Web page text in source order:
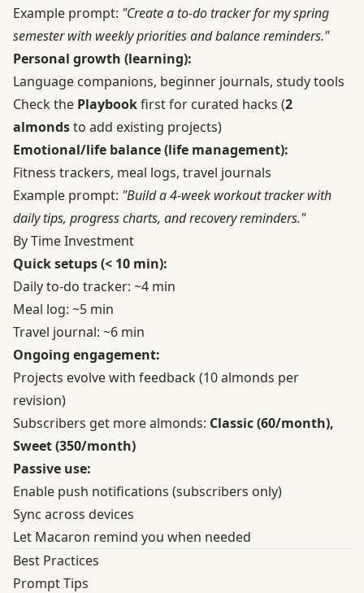
Example prompt: "Create a to-do tracker for my spring
semester with weekly priorities and balance reminders."
Personal growth (learning):
Language companions, beginner journals, study tools
Check the Playbookfirst for curated hacks (2
almondsto add existing projects)
Emotional/life balance (life management):
Fitness trackers, meal logs, travel journals
Example prompt: "Build a 4-week workout tracker with
daily tips, progress charts, and recovery reminders."
By Time Investment
Quick setups (< 10 min):
Daily to-do tracker: ~4 min
Meal log: ~5 min
Travel journal: ~6 min
Ongoing engagement:
Projects evolve with feedback (10 almonds per
revision)
Subscribers get more almonds: Classic (60/month),
Sweet (350/month)
Passive use:
Enable push notifications (subscribers only)
Sync across devices
Let Macaron remind you when needed
Best Practices
Prompt Tips